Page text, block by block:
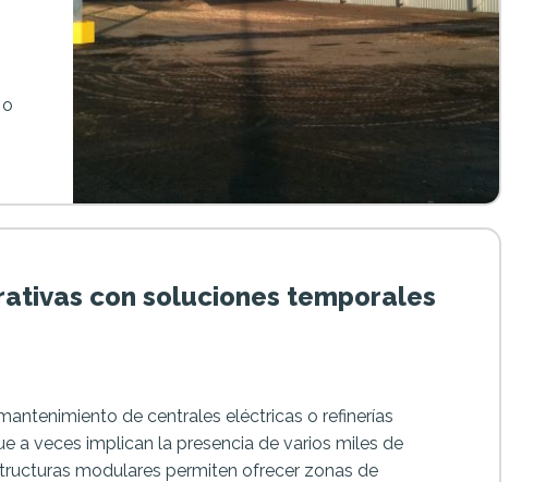
con soluciones temporales
de centrales eléctricas o refinerías
a veces implican la presencia de varios miles de
modulares permiten ofrecer zonas de